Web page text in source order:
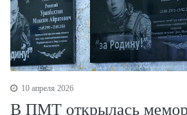
10 апреля 2026
В ПМТ открылась